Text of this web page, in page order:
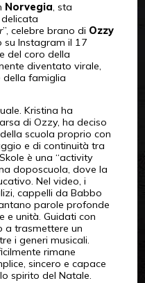
Norvegia, sta
”, celebre brano di Ozzy
su Instagram il 17
del coro della
diventato virale,
della famiglia
Kristina ha
di Ozzy, ha deciso
scuola proprio con
e di continuità tra
è una “activity
doposcuola, dove la
Nel video, i
cappelli da Babbo
parole profonde
e unità. Guidati con
a trasmettere un
i generi musicali.
rimane
sincero e capace
spirito del Natale.